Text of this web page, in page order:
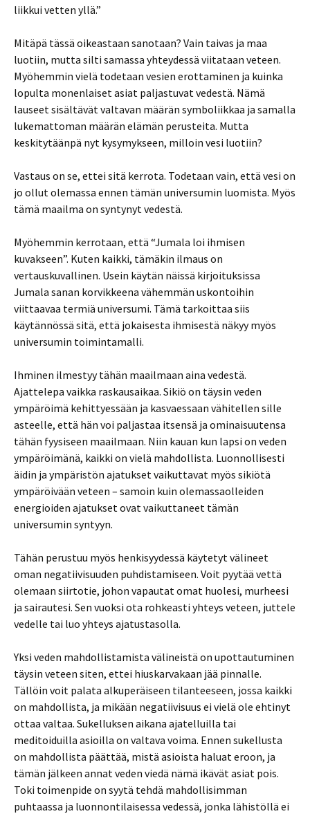
liikkui vetten yllä.”
Mitäpä tässä oikeastaan sanotaan? Vain taivas ja maa
luotiin, mutta silti samassa yhteydessä viitataan veteen.
Myöhemmin vielä todetaan vesien erottaminen ja kuinka
lopulta monenlaiset asiat paljastuvat vedestä. Nämä
lauseet sisältävät valtavan määrän symboliikkaa ja samalla
lukemattoman määrän elämän perusteita. Mutta
keskitytäänpä nyt kysymykseen, milloin vesi luotiin?
Vastaus on se, ettei sitä kerrota. Todetaan vain, että vesi on
jo ollut olemassa ennen tämän universumin luomista. Myös
tämä maailma on syntynyt vedestä.
Myöhemmin kerrotaan, että “Jumala loi ihmisen
kuvakseen”. Kuten kaikki, tämäkin ilmaus on
vertauskuvallinen. Usein käytän näissä kirjoituksissa
Jumala sanan korvikkeena vähemmän uskontoihin
viittaavaa termiä universumi. Tämä tarkoittaa siis
käytännössä sitä, että jokaisesta ihmisestä näkyy myös
universumin toimintamalli.
Ihminen ilmestyy tähän maailmaan aina vedestä.
Ajattelepa vaikka raskausaikaa. Sikiö on täysin veden
ympäröimä kehittyessään ja kasvaessaan vähitellen sille
asteelle, että hän voi paljastaa itsensä ja ominaisuutensa
tähän fyysiseen maailmaan. Niin kauan kun lapsi on veden
ympäröimänä, kaikki on vielä mahdollista. Luonnollisesti
äidin ja ympäristön ajatukset vaikuttavat myös sikiötä
ympäröivään veteen – samoin kuin olemassaolleiden
energioiden ajatukset ovat vaikuttaneet tämän
universumin syntyyn.
Tähän perustuu myös henkisyydessä käytetyt välineet
oman negatiivisuuden puhdistamiseen. Voit pyytää vettä
olemaan siirtotie, johon vapautat omat huolesi, murheesi
ja sairautesi. Sen vuoksi ota rohkeasti yhteys veteen, juttele
vedelle tai luo yhteys ajatustasolla.
Yksi veden mahdollistamista välineistä on upottautuminen
täysin veteen siten, ettei hiuskarvakaan jää pinnalle.
Tällöin voit palata alkuperäiseen tilanteeseen, jossa kaikki
on mahdollista, ja mikään negatiivisuus ei vielä ole ehtinyt
ottaa valtaa. Sukelluksen aikana ajatelluilla tai
meditoiduilla asioilla on valtava voima. Ennen sukellusta
on mahdollista päättää, mistä asioista haluat eroon, ja
tämän jälkeen annat veden viedä nämä ikävät asiat pois.
Toki toimenpide on syytä tehdä mahdollisimman
puhtaassa ja luonnontilaisessa vedessä, jonka lähistöllä ei